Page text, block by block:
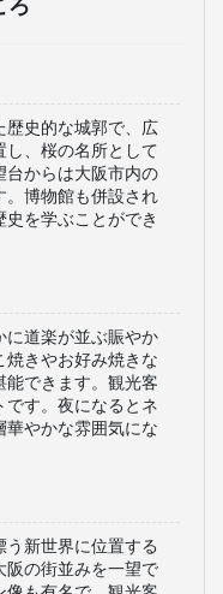
トを
ーク特集
ろ